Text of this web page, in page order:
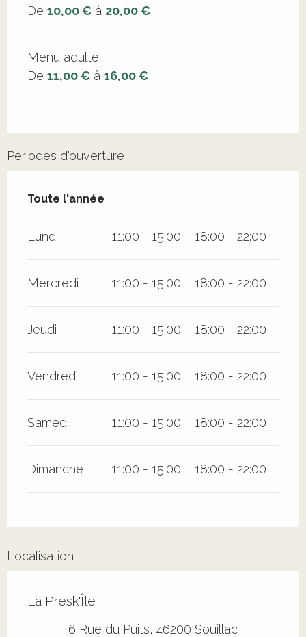
De 10,00 € à 20,00 €
Menu adulte
De 11,00 € à 16,00 €
Périodes d'ouverture
Toute l'année
Toute l'année
Lundi 11:00 - 15:00 18:00 - 22:00
Mercredi 11:00 - 15:00 18:00 - 22:00
Jeudi 11:00 - 15:00 18:00 - 22:00
Vendredi 11:00 - 15:00 18:00 - 22:00
Samedi 11:00 - 15:00 18:00 - 22:00
Dimanche 11:00 - 15:00 18:00 - 22:00
Localisation
La Presk'Île
6 Rue du Puits, 46200 Souillac